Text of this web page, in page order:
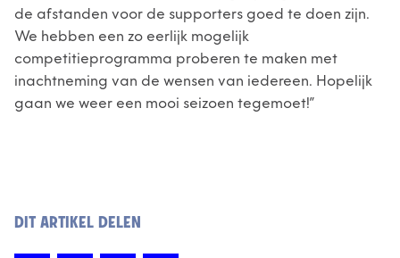
de afstanden voor de supporters goed te doen zijn.
We hebben een zo eerlijk mogelijk
competitieprogramma proberen te maken met
inachtneming van de wensen van iedereen. Hopelijk
gaan we weer een mooi seizoen tegemoet!”
DIT ARTIKEL DELEN